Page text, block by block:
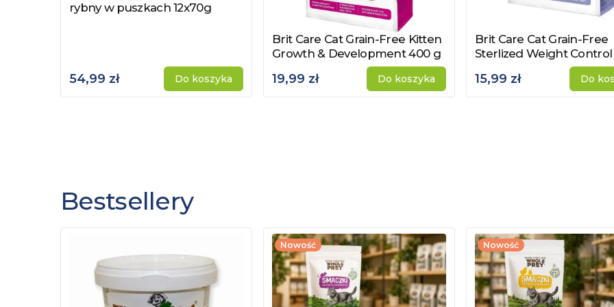
rybny w puszkach 12x70g
54,99 zł Do koszyka
Zobacz produkt
Brit Care Cat Grain-Free Kitten
Growth & Development 400 g
19,99 zł Do koszyka
Zobacz produkt
Brit Care Cat Grain-Free
Sterlized Weight
15,99 zł Do
Bestsellery
Nowość Nowość